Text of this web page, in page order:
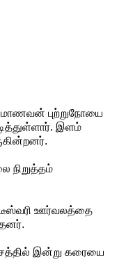
புற்றுநோயை
இளம்
நிறுத்தம்
ஊர்வலத்தை
இன்று கரையை